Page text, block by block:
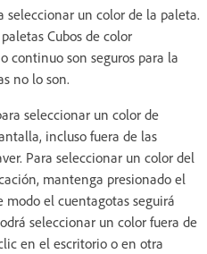
seleccionar un color de la paleta.
Cubos de color
continuo son seguros para la
no lo son.
seleccionar un color de
incluso fuera de las
Para seleccionar un color del
mantenga presionado el
modo el cuentagotas seguirá
seleccionar un color fuera de
en el escritorio o en otra